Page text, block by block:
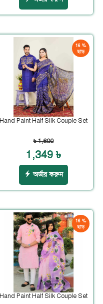
16 %
ছাড়
Hand Paint Half Silk Couple Set
৳ 1,600
1,349 ৳
অর্ডার করুন
16 %
ছাড়
Hand Paint Half Silk Couple Set